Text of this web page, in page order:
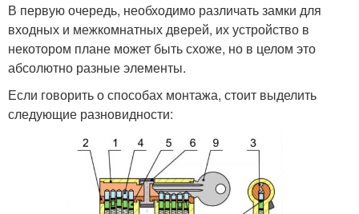
В первую очередь, необходимо различать замки для
входных и межкомнатных дверей, их устройство в
некотором плане может быть схоже, но в целом это
абсолютно разные элементы.
Если говорить о способах монтажа, стоит выделить
следующие разновидности: